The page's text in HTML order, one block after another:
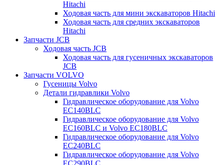
Hitachi
Ходовая часть для мини экскаваторов Hitachi
Ходовая часть для средних экскаваторов
Hitachi
Запчасти JCB
Ходовая часть JCB
Ходовая часть для гусеничных экскаваторов
JCB
Запчасти VOLVO
Гусеницы Volvo
Детали гидравлики Volvo
Гидравлическое оборудование для Volvo
EC140BLC
Гидравлическое оборудование для Volvo
EC160BLC и Volvo EC180BLC
Гидравлическое оборудование для Volvo
EC240BLC
Гидравлическое оборудование для Volvo
EC290BLC